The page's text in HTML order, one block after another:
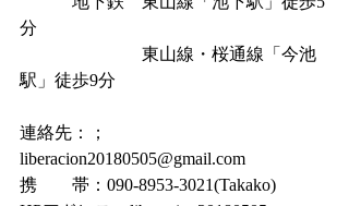
分
東山線・桜通線「今池
駅」徒歩9分
連絡先：；
liberacion20180505@gmail.com
携　　帯：090-8953-3021(Takako)